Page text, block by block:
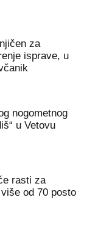
za
isprave, u
nogometnog
u Vetovu
rasti za
od 70 posto